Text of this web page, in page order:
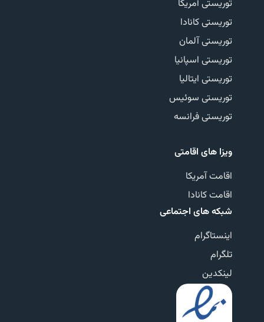
توریستی آمریکا
توریستی کانادا
توریستی آلمان
توریستی اسپانیا
توریستی ایتالیا
توریستی سوئیس
توریستی فرانسه
ویزا های اقامتی
اقامت آمریکا
اقامت کانادا
شبکه های اجتماعی
اینستاگرام
تلگرام
لینکدین